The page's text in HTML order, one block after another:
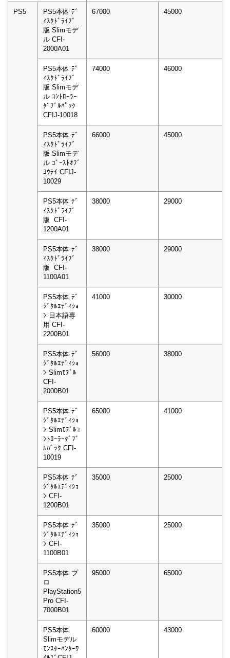
PS5
PS5本体 ﾃﾞ
ｨｽｸﾄﾞﾗｲﾌﾞ
版 Slimモデ
ル CFI-
2000A01
67000 45000
PS5本体 ﾃﾞ
ｨｽｸﾄﾞﾗｲﾌﾞ
版 Slimモデ
ル ｺﾝﾄﾛｰﾗｰ
ﾀﾞﾌﾞﾙﾊﾟｯｸ
CFIJ-10018
74000 46000
PS5本体 ﾃﾞ
ｨｽｸﾄﾞﾗｲﾌﾞ
版 Slimモデ
ル ｺﾞｰｽﾄｵﾌﾞ
ﾖｳﾃｲ CFIJ-
10029
66000 45000
PS5本体 ﾃﾞ
ｨｽｸﾄﾞﾗｲﾌﾞ
版 CFI-
1200A01
38000 29000
PS5本体 ﾃﾞ
ｨｽｸﾄﾞﾗｲﾌﾞ
版 CFI-
1100A01
38000 29000
PS5本体 ﾃﾞ
ｼﾞﾀﾙｴﾃﾞｨｼｮ
ﾝ 日本語専
用 CFI-
2200B01
41000 30000
PS5本体 ﾃﾞ
ｼﾞﾀﾙｴﾃﾞｨｼｮ
ﾝ Slimﾓﾃﾞﾙ
CFI-
2000B01
56000 38000
PS5本体 ﾃﾞ
ｼﾞﾀﾙｴﾃﾞｨｼｮ
ﾝ Slimﾓﾃﾞﾙｺ
ﾝﾄﾛｰﾗｰﾀﾞﾌﾞ
ﾙﾊﾟｯｸ CFI-
10019
65000 41000
PS5本体 ﾃﾞ
ｼﾞﾀﾙｴﾃﾞｨｼｮ
ﾝ CFI-
1200B01
35000 25000
PS5本体 ﾃﾞ
ｼﾞﾀﾙｴﾃﾞｨｼｮ
ﾝ CFI-
1100B01
35000 25000
PS5本体 プ
ロ
PlayStation5
Pro CFI-
7000B01
95000 65000
PS5本体
Slimモデル
ﾓﾝｽﾀｰﾊﾝﾀｰﾜ
60000 43000